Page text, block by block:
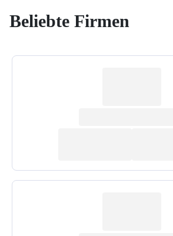
Beliebte Firmen